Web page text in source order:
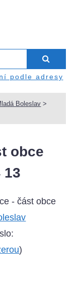
podle adresy
Boleslav >
obce
13
- část obce
)